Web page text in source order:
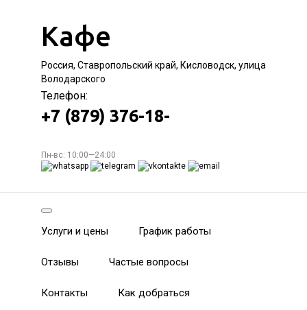
Кафе
Россия, Ставропольский край, Кисловодск, улица
Володарского
Телефон:
+7 (879) 376-18-
Пн-вс: 10:00—24:00
Услуги и цены График работы
Отзывы Частые вопросы
Контакты Как добраться